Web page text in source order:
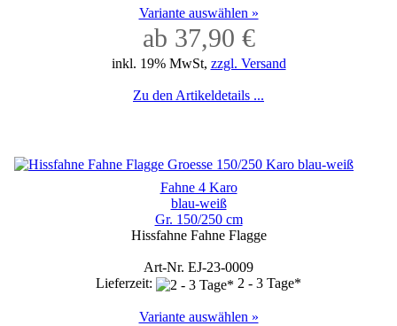
Variante auswählen »
ab 37,90 €
inkl. 19% MwSt, zzgl. Versand
Zu den Artikeldetails ...
Fahne 4 Karo
blau-weiß
Gr. 150/250 cm
Hissfahne Fahne Flagge
Art-Nr. EJ-23-0009
Lieferzeit:
2 - 3 Tage*
Variante auswählen »